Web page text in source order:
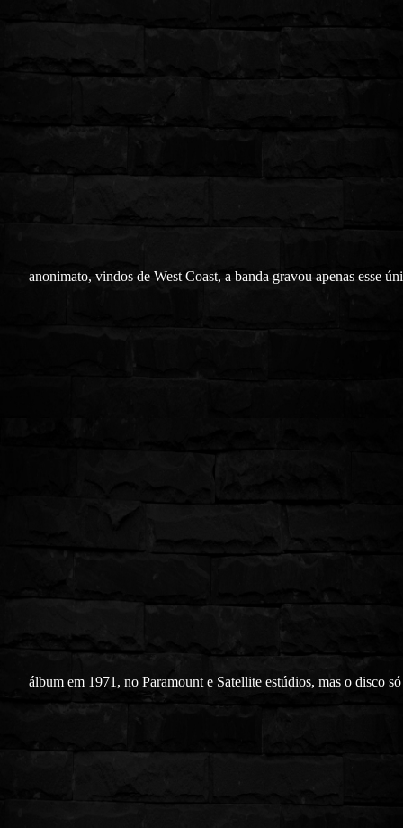
anonimato, vindos de West Coast, a banda gravou apenas esse
álbum em 1971, no Paramount e Satellite estúdios, mas o disco só